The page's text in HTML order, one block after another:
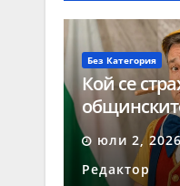
Без Категория
Кой се
да
заплати?
юли 2,
Редактор